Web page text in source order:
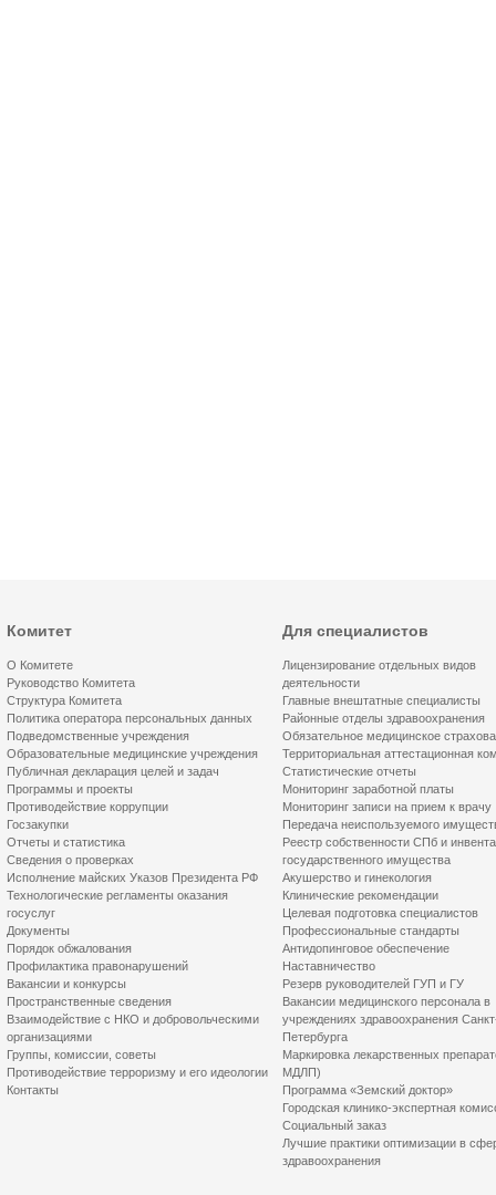
Комитет
О Комитете
Руководство Комитета
Структура Комитета
Политика оператора персональных данных
Подведомственные учреждения
Образовательные медицинские учреждения
Публичная декларация целей и задач
Программы и проекты
Противодействие коррупции
Госзакупки
Отчеты и статистика
Сведения о проверках
Исполнение майских Указов Президента РФ
Технологические регламенты оказания
госуслуг
Документы
Порядок обжалования
Профилактика правонарушений
Вакансии и конкурсы
Пространственные сведения
Взаимодействие с НКО и добровольческими
организациями
Группы, комиссии, советы
Противодействие терроризму и его идеологии
Контакты
Для специалистов
Лицензирование отдельных видов
деятельности
Главные внештатные специалисты
Районные отделы здравоохранения
Обязательное медицинское
Территориальная аттестационная
Статистические отчеты
Мониторинг заработной платы
Мониторинг записи на прием к врачу
Передача неиспользуемого
Реестр собственности СПб и
государственного имущества
Акушерство и гинекология
Клинические рекомендации
Целевая подготовка специалистов
Профессиональные стандарты
Антидопинговое обеспечение
Наставничество
Резерв руководителей ГУП и ГУ
Вакансии медицинского персонала в
учреждениях здравоохранения
Петербурга
Маркировка лекарственных
МДЛП)
Программа «Земский доктор»
Городская клинико-экспертная
Социальный заказ
Лучшие практики оптимизации в
здравоохранения